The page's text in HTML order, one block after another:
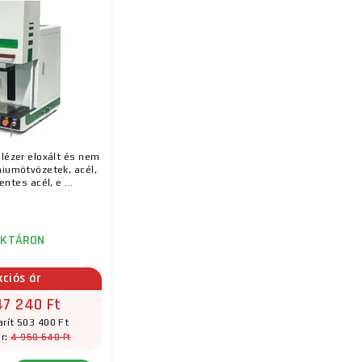
lépni velünk
eloxált és nem
acél,
acél, e ...
ár
240 Ft
503 400 Ft
4 950 640 Ft